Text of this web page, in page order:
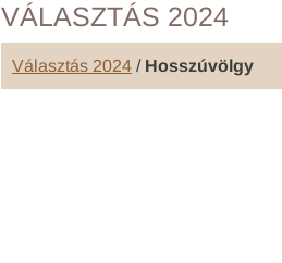
VÁLASZTÁS 2024
Választás 2024 / Hosszúvölgy